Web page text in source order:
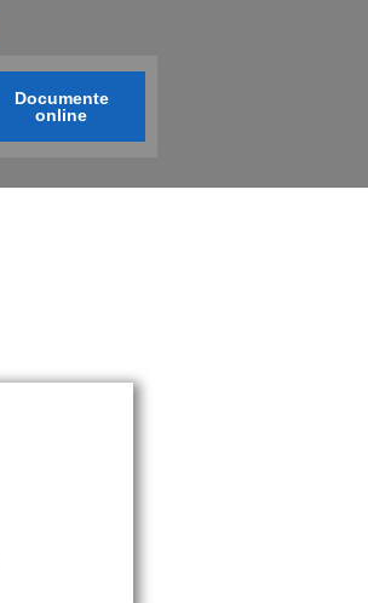
Documente
online